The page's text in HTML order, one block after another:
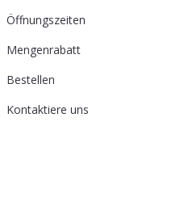
Öffnungszeiten
Mengenrabatt
Bestellen
Kontaktiere uns